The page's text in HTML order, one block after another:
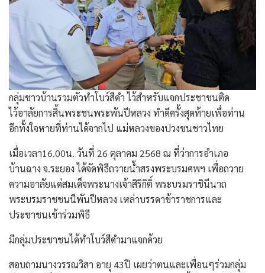
กลุ่มชาวบ้านรวมตัวทำโบว์สีดำ ไว้สำหรับแจกประชาชนติด
ไว้อาลัยการสิ้นพระชนพระพันปีหลวง ทำดีครั้งสุดท้ายเพื่อท่าน
อีกทั้งใจหายที่ท่านได้จากไป แม่หลวงของปวงชนชาวไทย
เมื่อเวลา16.00น. วันที่ 26 ตุลาคม 2568 ณ ที่ว่าการอำเภอ
บ้านฉาง จ.ระยอง ได้จัดพิธีถวายน้ำสรงพระบรมศพฯ เพื่อถวาย
ความอาลัยแด่สมเด็จพระนางเจ้าสิริกิติ์ พระบรมราชินีนาถ
พระบรมราชชนนีพันปีหลวง เหล่าบรรดาข้าราชการและ
ประชาชนเข้าร่วมพิธี
มีกลุ่มประชาชนได้ทำโบว์สีดำมาแจกด้วย
สอบถามนางวรรณวิสา อายุ 43ปี เผยว่าตนและเพื่อนๆร่วมกลุ่ม